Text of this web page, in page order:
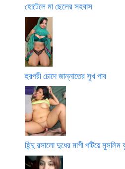
হোটেলে মা ছেলের সহবাস
হুরপরী চোদে জান্নাতের সুখ পাব
হিন্দু রসালো দুধের মাগী পটিয়ে